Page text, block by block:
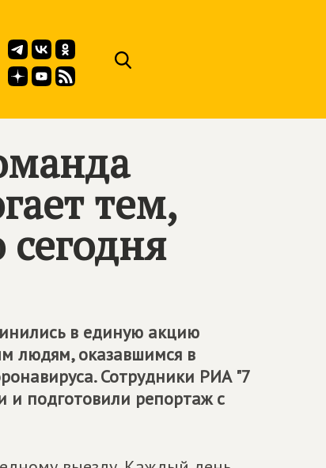
тем,
в единую акцию
людям, оказавшимся в
Сотрудники РИА "7
и подготовили репортаж с